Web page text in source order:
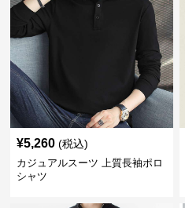
¥5,260 (税込)
カジュアルスーツ 上質長袖ポロ
シャツ